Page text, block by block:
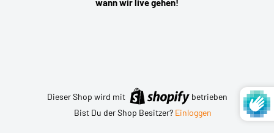
wann wir live gehen!
Dieser Shop wird mit
betrieben
Bist Du der Shop Besitzer? Einloggen